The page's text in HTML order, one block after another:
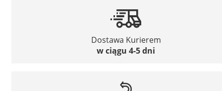
Dostawa Kurierem
w ciągu 4-5 dni